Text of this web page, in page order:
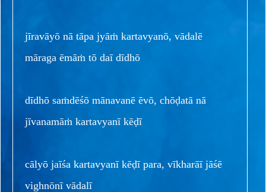
jīravāyō nā tāpa jyāṁ kartavyanō, vādalē
māraga ēmāṁ tō daī dīdhō
dīdhō saṁdēśō mānavanē ēvō, chōḍatā nā
jīvanamāṁ kartavyanī kēḍī
cālyō jaīśa kartavyanī kēḍī para, vīkharāī jāśē
vighnōnī vādalī